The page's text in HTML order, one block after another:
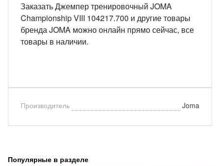
Заказать Джемпер тренировочный JOMA
Championship VIII 104217.700 и другие товары
бренда JOMA можно онлайн прямо сейчас, все
товары в наличии.
Производитель Joma
Популярные в разделе